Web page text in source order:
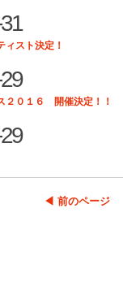
ィスト決定！
２０１６ 開催決定！！
◀ 前のページ